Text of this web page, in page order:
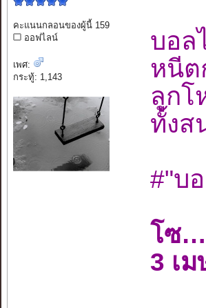
คะแนนกลอนของผู้นี้ 159
ออฟไลน์
เพศ:
กระทู้: 1,143
บอล
หนี
ลูกโ
ทั้ง
#"บ
โซ…
3 เ